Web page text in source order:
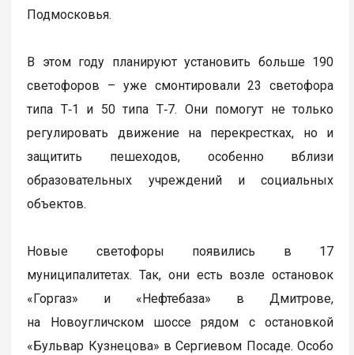
Подмосковья.
В этом году планируют установить больше 190
светофоров – уже смонтировали 23 светофора
типа Т‑1 и 50 типа Т‑7. Они помогут не только
регулировать движение на перекрестках, но и
защитить пешеходов, особенно вблизи
образовательных учреждений и социальных
объектов.
Новые светофоры появились в 17
муниципалитетах. Так, они есть возле остановок
«Горгаз» и «Нефтебаза» в Дмитрове,
на Новоугличском шоссе рядом с остановкой
«Бульвар Кузнецова» в Сергиевом Посаде. Особо